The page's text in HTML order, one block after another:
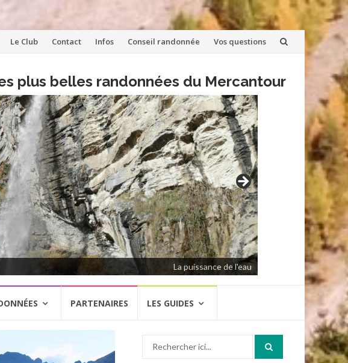
Aller
contenu
Le Club Contact Infos Conseil randonnée Vos questions
plus belles randonnées du Mercantour
La puissance de l'eau
Le petit pont de bois
PARTENAIRES LES GUIDES